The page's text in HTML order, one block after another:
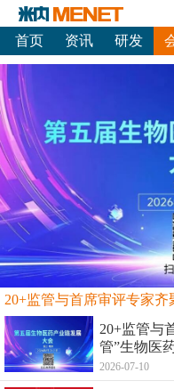
首页 资讯 研发
20+监管与
管”生物医
2026-07-10